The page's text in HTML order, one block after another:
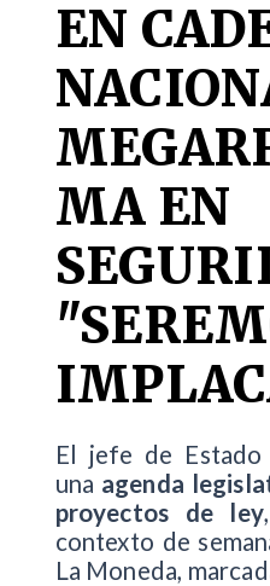
EN
MA EN
El jefe de
una agenda
proyectos de ley
contexto de
La Moneda,